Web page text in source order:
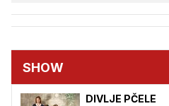
SHOW
DIVLJE PČELE